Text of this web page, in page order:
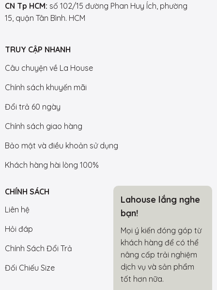
CN Tp HCM: số 102/15 đường Phan Huy Ích, phường
15, quận Tân Bình. HCM
TRUY CẬP NHANH
Câu chuyện về La House
Chính sách khuyến mãi
Đổi trả 60 ngày
Chính sách giao hàng
Bảo mật và điều khoản sử dụng
Khách hàng hài lòng 100%
CHÍNH SÁCH
Liên hệ
Hỏi đáp
Chính Sách Đổi Trả
Đối Chiếu Size
Lahouse lắng nghe
bạn!
Mọi ý kiến đóng góp từ
khách hàng để có thể
nâng cấp trải nghiệm
dịch vụ và sản phẩm
tốt hơn nữa.